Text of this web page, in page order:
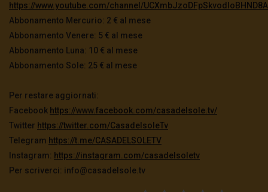
https://www.youtube.com/channel/
Abbonamento Mercurio: 2 € al mese
Abbonamento Venere: 5 € al mese
Abbonamento Luna: 10 € al mese
Abbonamento Sole: 25 € al mese
Per restare aggiornati:
Facebook https://www.facebook.com/casadelsole.tv/
Twitter https://twitter.com/CasadelsoleTv
Telegram https://t.me/CASADELSOLETV
Instagram: https://instagram.com/casadelsoletv
Per scriverci: info@casadelsole.tv